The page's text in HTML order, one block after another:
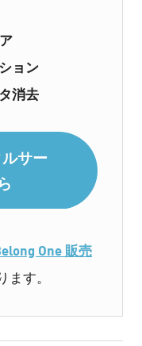
ョン
消去
サー
One 販売
ます。